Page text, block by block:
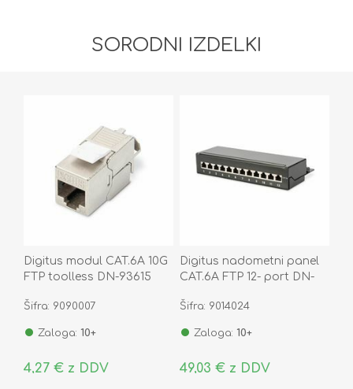
SORODNI IZDELKI
Digitus modul CAT.6A 10G
FTP toolless DN-93615
Šifra: 9090007
Zaloga: 10+
4,27 € z DDV
Digitus nadometni panel
CAT.6A FTP 12- port DN-
Šifra: 9014024
Zaloga: 10+
49,03 € z DDV